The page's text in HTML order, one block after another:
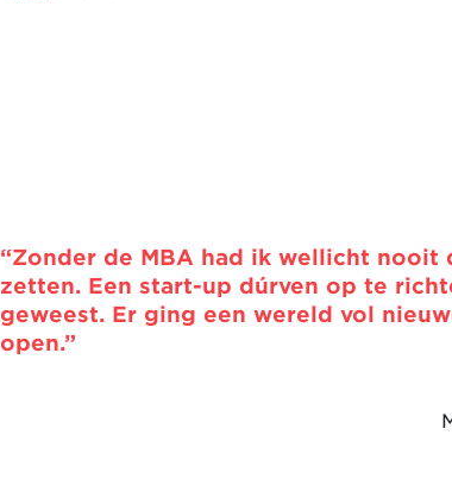
“Zonder de MBA had ik wellicht nooit
zetten. Een start-up dúrven op te
geweest. Er ging een wereld vol
open.”